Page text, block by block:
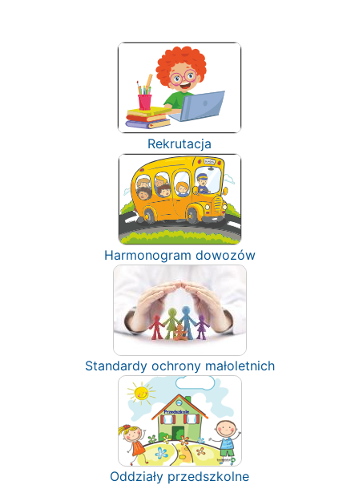
Rekrutacja
Harmonogram dowozów
Standardy ochrony małoletnich
Oddziały przedszkolne